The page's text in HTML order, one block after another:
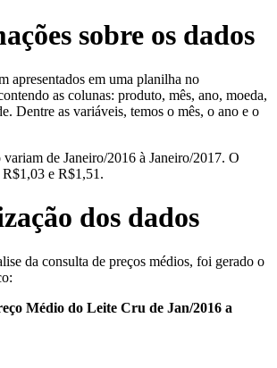
sobre os dados
apresentados em uma planilha no
as colunas: produto, mês, ano, moeda,
Dentre as variáveis, temos o mês, o ano e o
variam de Janeiro/2016 à Janeiro/2017. O
e R$1,51.
dos dados
da consulta de preços médios, foi gerado o
Médio do Leite Cru de Jan/2016 a